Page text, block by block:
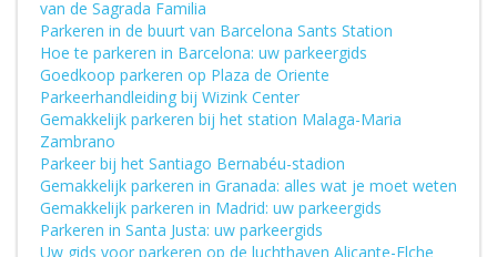
van de Sagrada Familia
Parkeren in de buurt van Barcelona Sants Station
Hoe te parkeren in Barcelona: uw parkeergids
Goedkoop parkeren op Plaza de Oriente
Parkeerhandleiding bij Wizink Center
Gemakkelijk parkeren bij het station Malaga-Maria
Zambrano
Parkeer bij het Santiago Bernabéu-stadion
Gemakkelijk parkeren in Granada: alles wat je moet weten
Gemakkelijk parkeren in Madrid: uw parkeergids
Parkeren in Santa Justa: uw parkeergids
Uw gids voor parkeren op de luchthaven Alicante-Elche